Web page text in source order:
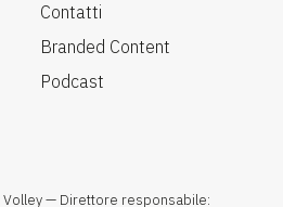
Contatti
Branded Content
Podcast
— Direttore responsabile: